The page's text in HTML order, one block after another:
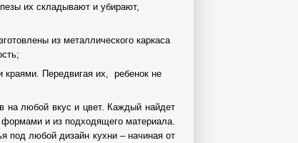
их складывают и убирают,
из металлического каркаса
краями. Передвигая их, ребенок не
на любой вкус и цвет. Каждый найдет
формами и из подходящего материала.
под любой дизайн кухни – начиная от